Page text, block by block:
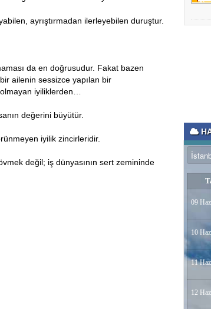
ayrıştırmadan ilerleyebilen duruştur.
da en doğrusudur. Fakat bazen
ailenin sessizce yapılan bir
iyiliklerden…
değerini büyütür.
iyilik zincirleridir.
değil; iş dünyasının sert zemininde
09
10
11
12